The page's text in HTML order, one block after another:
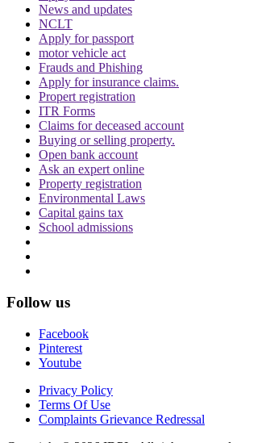
News and updates
NCLT
Apply for passport
motor vehicle act
Frauds and Phishing
Apply for insurance claims.
Propert registration
ITR Forms
Claims for deceased account
Buying or selling property.
Open bank account
Ask an expert online
Property registration
Environmental Laws
Capital gains tax
School admissions
Follow us
Facebook
Pinterest
Youtube
Privacy Policy
Terms Of Use
Complaints Grievance Redressal